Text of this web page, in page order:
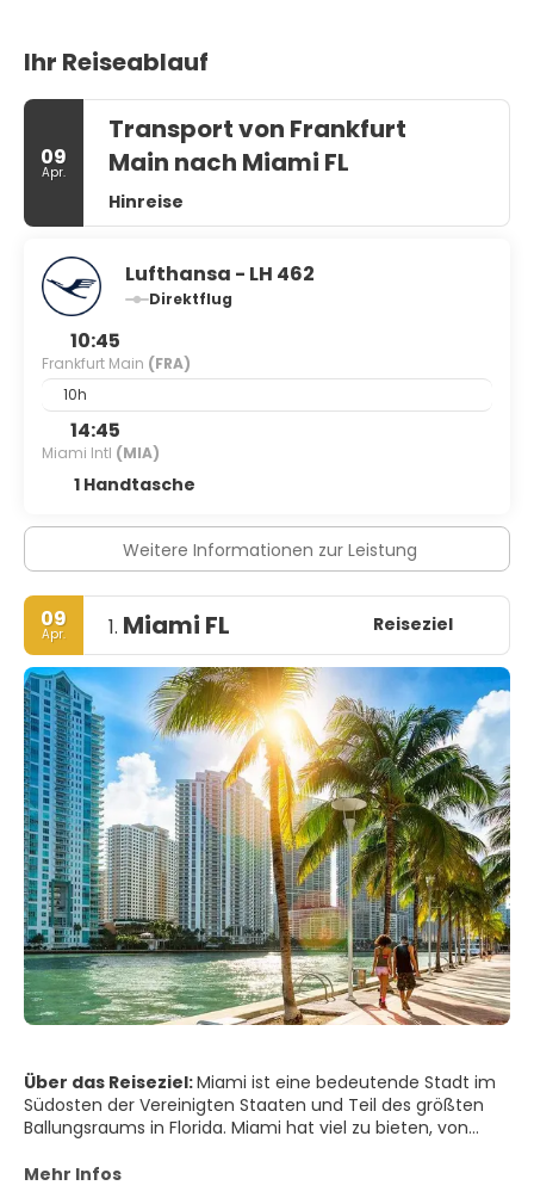
Ihr Reiseablauf
09
Apr.
Transport von Frankfurt
Main nach Miami FL
Hinreise
Lufthansa - LH 462
Direktflug
10:45
Frankfurt Main (FRA)
10h
14:45
Miami Intl (MIA)
1 Handtasche
Weitere Informationen zur Leistung
09
Apr. 1. Miami FL Reiseziel
Über das Reiseziel:Miami ist eine bedeutende Stadt im
Südosten der Vereinigten Staaten und Teil des größten
Ballungsraums in Florida. Miami hat viel zu bieten, von
Nächten in der besten Partyszene der Welt. Miami bleibt
Mehr Infos